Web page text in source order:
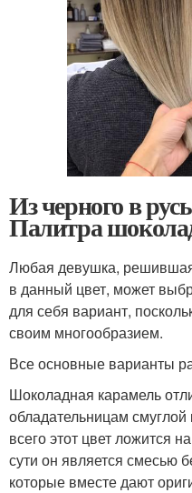
Из черного в
Палитра
Любая девушка,
в данный цвет, может
для себя вариант,
своим многообразием.
Все основные варианты
Шоколадная карамель
обладательницам
всего этот цвет ложится
сути он является смесью
которые вместе дают